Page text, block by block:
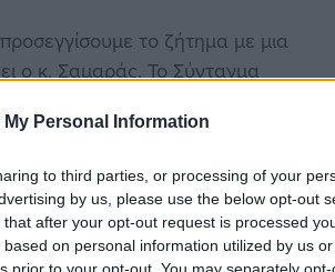
My Personal Information
to third parties, or processing of your
by us, please use the below opt-out
after your opt-out request is processed
on personal information utilized by us
prior to your opt-out. You may separately
το ζήτημα με μια
ο κ. Σαμαράς. Το Σύνταγμα
στο διηνεκές και, γι’ αυτό,
συγκρότησης μίας πολιτείας.
και άρθρα κατά το δοκούν.
βερμπαλισμού (όπως
ελληνικής γλώσσας) είτε
συντριπτική πλειοψηφία των